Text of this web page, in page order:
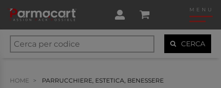
MENU
CERCA
HOME
PARRUCCHIERE, ESTETICA, BENESSERE